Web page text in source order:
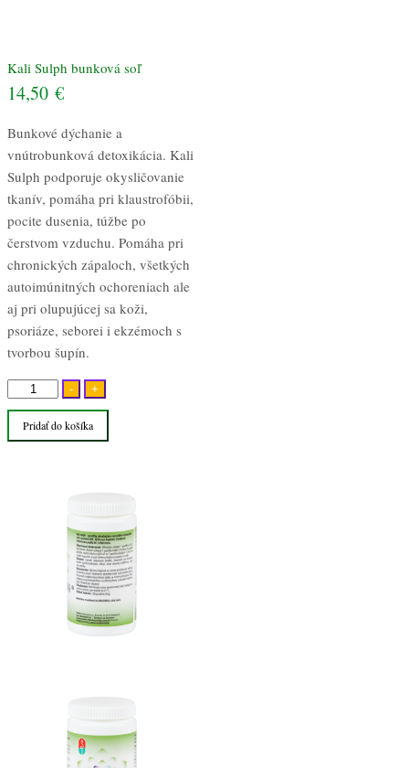
Kali Sulph bunková soľ
14,50 €
Bunkové dýchanie a
vnútrobunková detoxikácia. Kali
Sulph podporuje okysličovanie
tkanív, pomáha pri klaustrofóbii,
pocite dusenia, túžbe po
čerstvom vzduchu. Pomáha pri
chronických zápaloch, všetkých
autoimúnitných ochoreniach ale
aj pri olupujúcej sa koži,
psoriáze, seborei i ekzémoch s
tvorbou šupín.
-
množstvo
Kali
Sulph
+
Pridať do košíka